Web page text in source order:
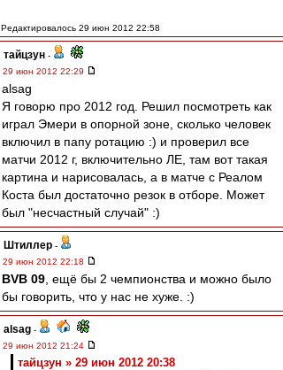
Редактировалось 29 июн 2012 22:58
тайцзун -
29 июн 2012 22:29
alsag
Я говорю про 2012 год. Решил посмотреть как
играл Эмери в опорной зоне, сколько человек
включил в папу ротацию :) и проверил все
матчи 2012 г, включительно ЛЕ, там вот такая
картина и нарисовалась, а в матче с Реалом
Коста был достаточно резок в отборе. Может
был "несчастный случай" :)
Штиллер -
29 июн 2012 22:18
BVB 09 , ещё бы 2 чемпионства и можно было
бы говорить, что у нас не хуже. :)
alsag -
29 июн 2012 21:24
тайцзун » 29 июн 2012 20:38